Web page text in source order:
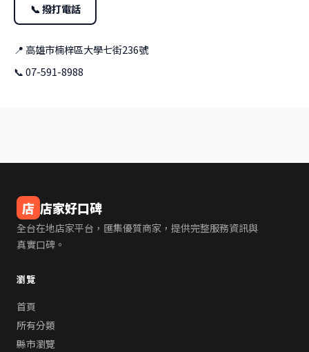
📞 撥打電話
📍 高雄市楠梓區大學七街236號
📞 07-591-8988
店 店家好口碑
全台在地店家平台，匯集優質商家，提供完整服務資訊與
真實口碑。
瀏覽
首頁
所有分類
縣市瀏覽